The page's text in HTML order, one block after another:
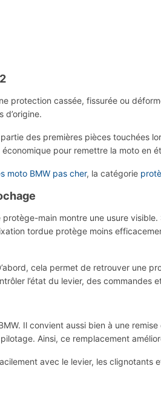
protection cassée, fissurée ou
des premières pièces touchées
pour remettre la moto en
moto BMW pas cher, la catégorie
main montre une usure
tordue protège moins
cela permet de retrouver une
l’état du levier, des commandes
Il convient aussi bien à une
Ainsi, ce remplacement
avec le levier, les